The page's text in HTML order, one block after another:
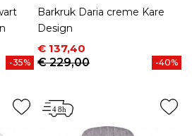
-35%
Barkruk Daria creme Kare
Design
Prijs
€ 137,40
Normale prijs
€ 229,00
-40%